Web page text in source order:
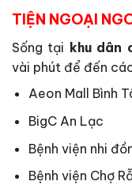
TIỆN NGOẠI
Sống tại khu dân
vài phút để đến
Aeon Mall Bình
BigC An Lạc
Bệnh viện nhi
Bệnh viện Chợ